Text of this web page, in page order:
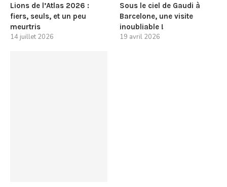
Lions de l’Atlas 2026 :
fiers, seuls, et un peu
meurtris
14 juillet 2026
Sous le ciel de Gaudi à
Barcelone, une visite
inoubliable !
19 avril 2026